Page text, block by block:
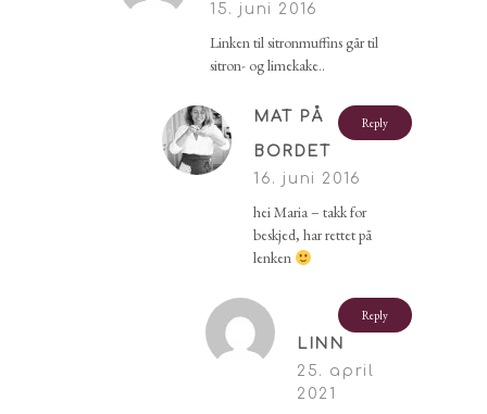
15. juni 2016
Linken til sitronmuffins går til
sitron- og limekake..
Reply
MAT PÅ
BORDET
16. juni 2016
hei Maria – takk for
beskjed, har rettet på
lenken
Reply
LINN
25. april
2021